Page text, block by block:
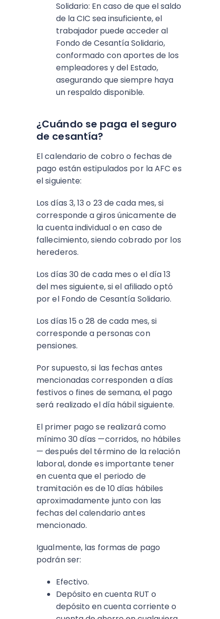
Solidario: En caso de que el saldo
de la CIC sea insuficiente, el
trabajador puede acceder al
Fondo de Cesantía Solidario,
conformado con aportes de los
empleadores y del Estado,
asegurando que siempre haya
un respaldo disponible.
¿Cuándo se paga el seguro
de cesantía?
El calendario de cobro o fechas de
pago están estipulados por la AFC es
el siguiente:
Los días 3, 13 o 23 de cada mes, si
corresponde a giros únicamente de
la cuenta individual o en caso de
fallecimiento, siendo cobrado por los
herederos.
Los días 30 de cada mes o el día 13
del mes siguiente, si el afiliado optó
por el Fondo de Cesantía Solidario.
Los días 15 o 28 de cada mes, si
corresponde a personas con
pensiones.
Por supuesto, si las fechas antes
mencionadas corresponden a días
festivos o fines de semana, el pago
será realizado el día hábil siguiente.
El primer pago se realizará como
mínimo 30 días —corridos, no hábiles
— después del término de la relación
laboral, donde es importante tener
en cuenta que el periodo de
tramitación es de 10 días hábiles
aproximadamente junto con las
fechas del calendario antes
mencionado.
Igualmente, las formas de pago
podrán ser:
Efectivo.
Depósito en cuenta RUT o
depósito en cuenta corriente o